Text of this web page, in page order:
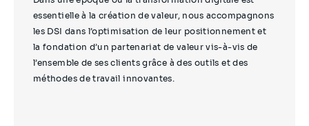
essentielle à la création de valeur, nous accompagnons
les DSI dans l’optimisation de leur positionnement et
la fondation d’un partenariat de valeur vis-à-vis de
l’ensemble de ses clients grâce à des outils et des
méthodes de travail innovantes.